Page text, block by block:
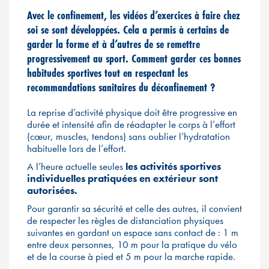
Avec le confinement, les vidéos d’exercices à faire chez
soi se sont développées. Cela a permis à certains de
garder la forme et à d’autres de se remettre
progressivement au sport. Comment garder ces bonnes
habitudes sportives tout en respectant les
recommandations sanitaires du déconfinement ?
La reprise d’activité physique doit être progressive en
durée et intensité afin de réadapter le corps à l’effort
(cœur, muscles, tendons) sans oublier l’hydratation
habituelle lors de l’effort.
A l’heure actuelle seules les activités sportives
individuelles pratiquées en extérieur sont
autorisées.
Pour garantir sa sécurité et celle des autres, il convient
de respecter les règles de distanciation physiques
suivantes en gardant un espace sans contact de : 1 m
entre deux personnes, 10 m pour la pratique du vélo
et de la course à pied et 5 m pour la marche rapide.